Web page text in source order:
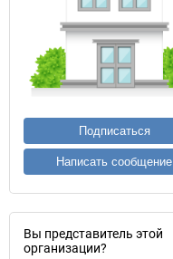
Подписаться
Написать сообщение
Вы представитель этой
организации?